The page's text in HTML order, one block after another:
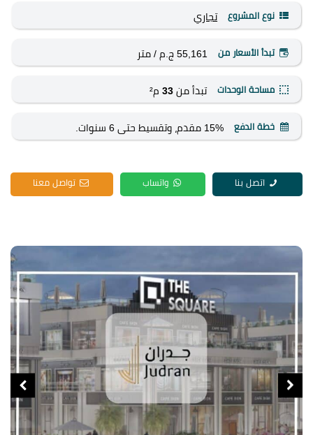
نوع المشروع تجاري
تبدأ الأسعار من 55,161 ج.م / متر
مساحة الوحدات تبدأ من 33م²
خطة الدفع 15% مقدم، وتقسيط حتى 6 سنوات.
اتصل بنا واتساب تواصل معنا